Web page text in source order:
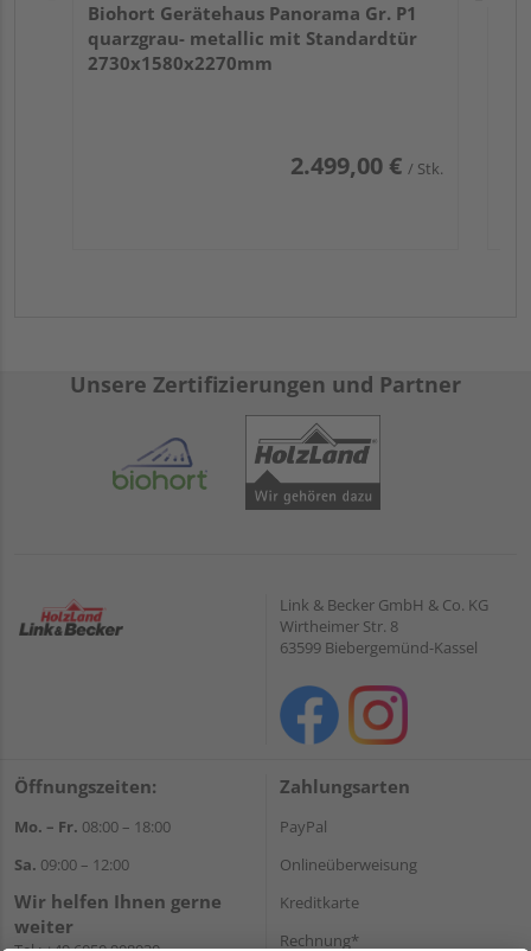
Biohort Gerätehaus Panorama Gr. P1
quarzgrau- metallic mit Standardtür
2730x1580x2270mm
2.499,00 € / Stk.
Unsere Zertifizierungen und Partner
Link & Becker GmbH & Co. KG
Wirtheimer Str. 8
63599 Biebergemünd-Kassel
Öffnungszeiten:
Mo. – Fr. 08:00 – 18:00
Sa. 09:00 – 12:00
Wir helfen Ihnen gerne
weiter
Zahlungsarten
PayPal
Onlineüberweisung
Kreditkarte
Rechnung*